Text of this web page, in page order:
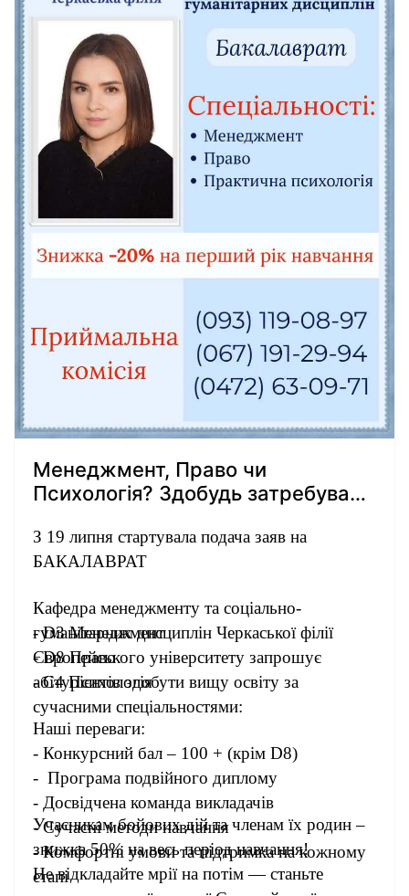
Менеджмент, Право чи
Психологія? Здобудь затребувану
З 19 липня стартувала подача заяв на
БАКАЛАВРАТ
Кафедра менеджменту та соціально-
гуманітарних дисциплін Черкаської філії
Європейського університету запрошує
абітурієнтів здобути вищу освіту за
сучасними спеціальностями:
- D3 Менеджмент
- D8 Право
- C4 Психологія
Наші переваги:
- Конкурсний бал – 100 + (крім D8)
- Програма подвійного диплому
- Досвідчена команда викладачів
- Сучасні методи навчання
- Комфортні умови та підтримка на кожному
етапі
Учасникам бойових дій та членам їх родин –
знижка 50% на весь період навчання!
Не відкладайте мрії на потім — станьте